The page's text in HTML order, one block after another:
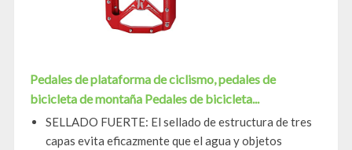
Pedales de plataforma de ciclismo, pedales de
bicicleta de montaña Pedales de bicicleta...
SELLADO FUERTE: El sellado de estructura de tres
capas evita eficazmente que el agua y objetos